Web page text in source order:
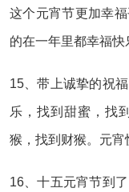
这个元宵节更加幸
的在一年里都幸福快
15、带上诚挚的祝
乐，找到甜蜜，找
猴，找到财猴。元宵
16、十五元宵节到